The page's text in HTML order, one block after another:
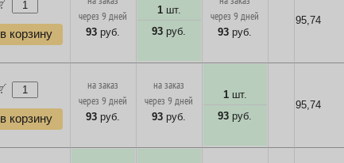
в корзину
через 9 дней
93 руб.
1шт.
93 руб.
через 9 дней
93 руб.
95,74
в корзину
на заказ
через 9 дней
93 руб.
на заказ
через 9 дней
93 руб.
1шт.
93 руб.
95,74